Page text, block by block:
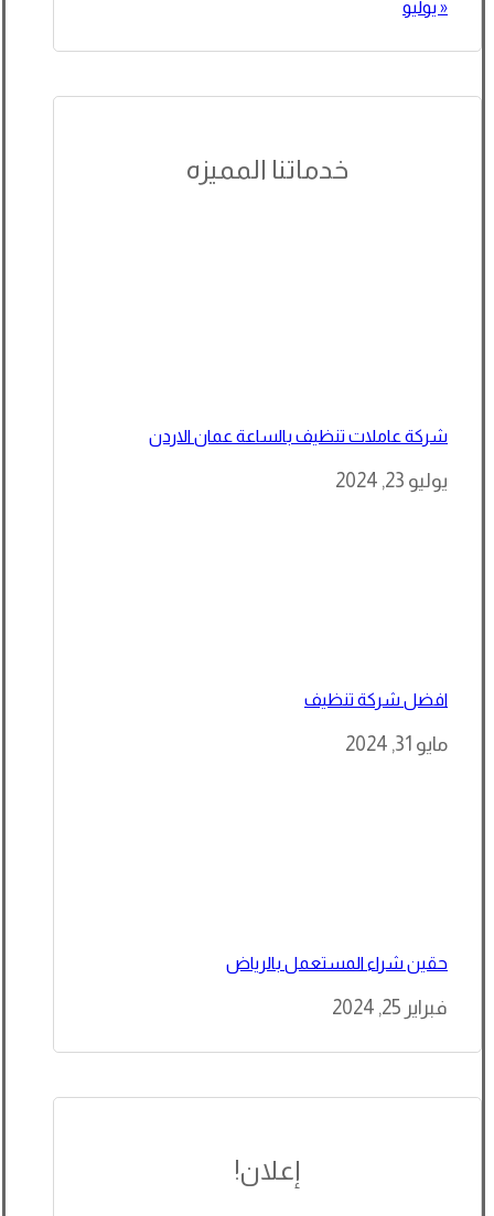
« يوليو
خدماتنا المميزه
شركة عاملات تنظيف بالساعة عمان الاردن
يوليو 23, 2024
افضل شركة تنظيف
مايو 31, 2024
حقين شراء المستعمل بالرياض
فبراير 25, 2024
إعلان!